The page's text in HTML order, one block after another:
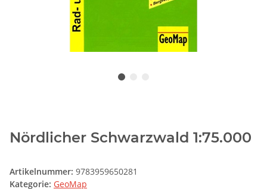
Nördlicher Schwarzwald 1:75.000
Artikelnummer: 9783959650281
Kategorie: GeoMap